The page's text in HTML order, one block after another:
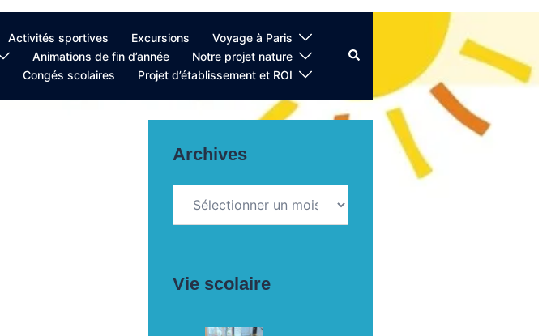
Activités sportives Excursions
Voyage à Paris
Animations de fin d’année
Notre projet nature
Congés scolaires Projet d’établissement et ROI
Rechercher
Archives
Vie scolaire